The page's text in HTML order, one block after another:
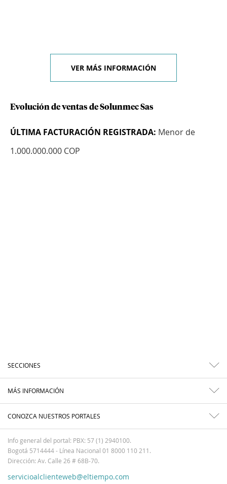
VER MÁS INFORMACIÓN
Evolución de ventas de Solunmec Sas
ÚLTIMA FACTURACIÓN REGISTRADA: Menor de
1.000.000.000 COP
SECCIONES
MÁS INFORMACIÓN
CONOZCA NUESTROS PORTALES
Info general del portal: PBX: 57 (1) 2940100.
Bogotá 5714444 - Línea Nacional 01 8000 110 211.
Dirección: Av. Calle 26 # 68B-70.
servicioalclienteweb@eltiempo.com